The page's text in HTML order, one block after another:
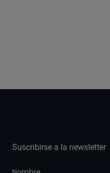
Suscribirse a la newsletter